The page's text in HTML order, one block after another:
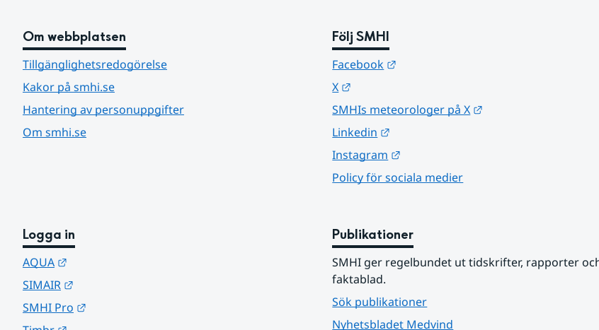
Om webbplatsen
Tillgänglighetsredogörelse
Kakor på smhi.se
Hantering av personuppgifter
Om smhi.se
Följ SMHI
Facebook
X
SMHIs meteorologer på X
Linkedin
Instagram
Policy för sociala medier
Logga in
AQUA
SIMAIR
SMHI Pro
Publikationer
SMHI ger regelbundet ut tidskrifter, rapporter
faktablad.
Sök publikationer
Nyhetsbladet Medvind